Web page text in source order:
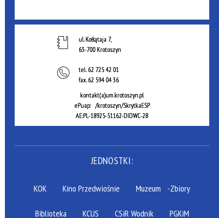
ul. Kołłątaja 7,
63-700 Krotoszyn
tel.62 725 42 01
fax.62 594 04 36
kontakt(a)um.krotoszyn.pl
ePuap: /krotoszyn/SkrytkaESP
AE:PL-18925-51162-DIDWC-28
JEDNOSTKI:
KOK Kino Przedwiośnie Muzeum -Zbiory
Biblioteka KCUS CSiR Wodnik PGKiM